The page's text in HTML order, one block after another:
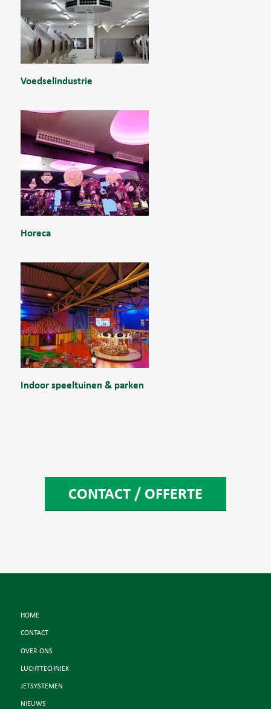
Voedselindustrie
Horeca
Indoor speeltuinen & parken
CONTACT / OFFERTE
HOME
CONTACT
OVER ONS
LUCHTTECHNIEK
JETSYSTEMEN
NIEUWS